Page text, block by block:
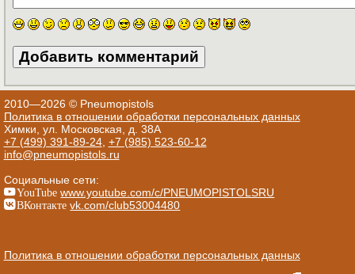
2010—2026 © Pneumopistols
Политика в отношении обработки персональных данных
Химки, ул. Московская, д. 38А
+7 (499) 391-89-24, +7 (985) 523-60-12
info@pneumopistols.ru
Социальные сети:
YouTube www.youtube.com/c/PNEUMOPISTOLSRU
ВКонтакте vk.com/club53004480
Политика в отношении обработки персональных данных